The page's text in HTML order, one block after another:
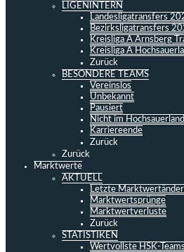
LIGENINTERN
Landesligatransfers
Bezirksligatransfers
Kreisliga A Arnsberg
Kreisliga A
Zurück
BESONDERE TEAMS
Vereinslos
Unbekannt
Pausiert
Nicht im Hochsauerland
Karriereende
Zurück
Zurück
Marktwerte
AKTUELL
Letzte
Marktwertsprünge
Marktwertverluste
Zurück
STATISTIKEN
Wertvollste HSK-Teams